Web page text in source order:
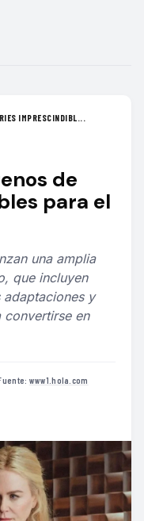
IMPRESCINDIBL...
de
para el
una amplia
que incluyen
adaptaciones y
en
www1.hola.com